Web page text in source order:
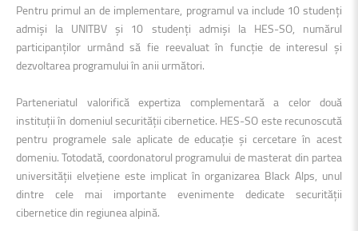
Pentru primul an de implementare, programul va include 10 studenți
admiși la UNITBV și 10 studenți admiși la HES-SO, numărul
participanților urmând să fie reevaluat în funcție de interesul și
dezvoltarea programului în anii următori.
Parteneriatul valorifică expertiza complementară a celor două
instituții în domeniul securității cibernetice. HES-SO este recunoscută
pentru programele sale aplicate de educație și cercetare în acest
domeniu. Totodată, coordonatorul programului de masterat din partea
universității elvețiene este implicat în organizarea Black Alps, unul
dintre cele mai importante evenimente dedicate securității
cibernetice din regiunea alpină.